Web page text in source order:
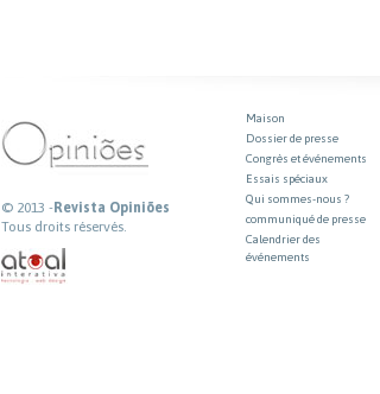
© 2013 -Revista Opiniões
Tous droits réservés.
Maison
Dossier de presse
Congrès et événements
Essais spéciaux
Qui sommes-nous ?
communiqué de presse
Calendrier des
événements